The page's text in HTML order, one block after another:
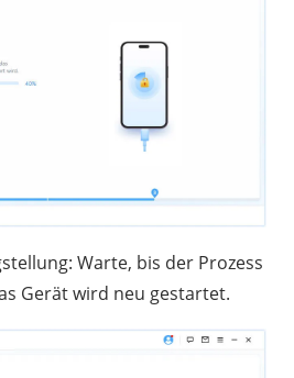
Warte, bis der Prozess
Gerät wird neu gestartet.